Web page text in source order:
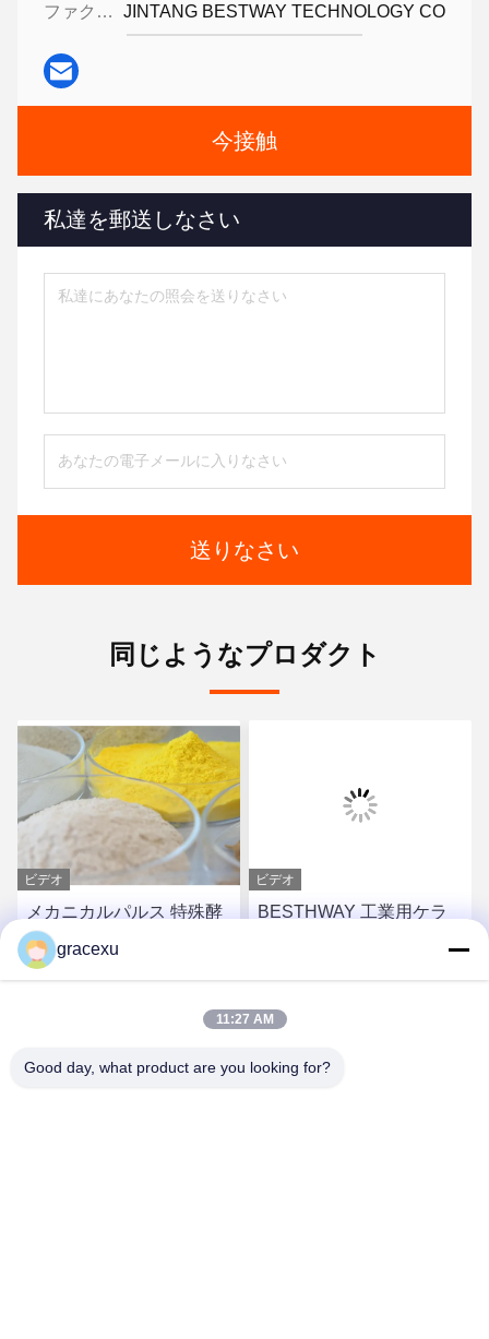
ファクシミリ: JINTANG BESTWAY TECHNOLOGY CO
今接触
私達を郵送しなさい
送りなさい
同じようなプロダクト
ビデオ
メカニカルパルス 特殊酵
素粉末と液体 ISO9001
ビデオ
BESTHWAY 工業用ケラ
gracexu
11:27 AM
Good day, what product are you looking for?